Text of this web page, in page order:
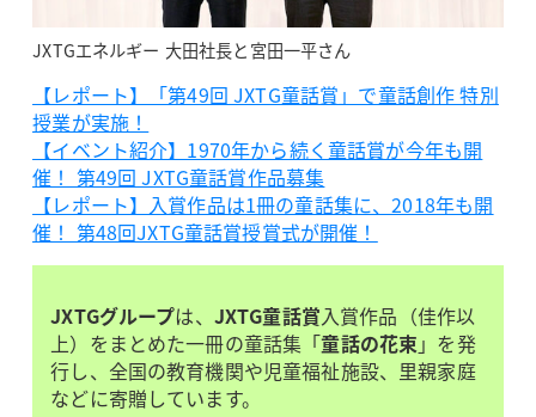
JXTGエネルギー 大田社長と宮田一平さん
【レポート】「第49回 JXTG童話賞」で童話創作 特別
授業が実施！
【イベント紹介】1970年から続く童話賞が今年も開
催！ 第49回 JXTG童話賞作品募集
【レポート】入賞作品は1冊の童話集に、2018年も開
催！ 第48回JXTG童話賞授賞式が開催！
JXTGグループは、 JXTG童話賞入賞作品（佳作以
上）をまとめた一冊の童話集「童話の花束」を発
行し、全国の教育機関や児童福祉施設、里親家庭
などに寄贈しています。